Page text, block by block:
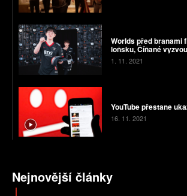
Worlds před branami
loňsku, Číňané
1. 11. 2021
YouTube přestane
16. 11. 2021
Nejnovější články